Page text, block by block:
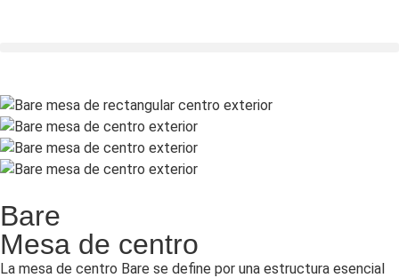
Bare
Mesa de centro
La mesa de centro Bare se define por una estructura esencial